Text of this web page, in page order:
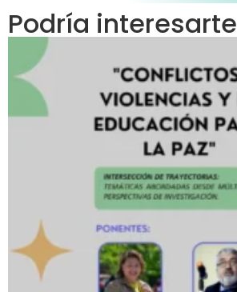
Podría interesarte